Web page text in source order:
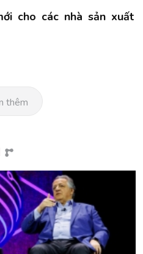
cho các nhà sản xuất
thêm